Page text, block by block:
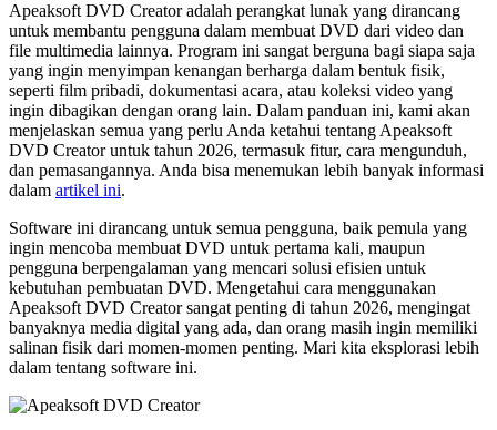
Apeaksoft DVD Creator adalah perangkat lunak yang dirancang
untuk membantu pengguna dalam membuat DVD dari video dan
file multimedia lainnya. Program ini sangat berguna bagi siapa saja
yang ingin menyimpan kenangan berharga dalam bentuk fisik,
seperti film pribadi, dokumentasi acara, atau koleksi video yang
ingin dibagikan dengan orang lain. Dalam panduan ini, kami akan
menjelaskan semua yang perlu Anda ketahui tentang Apeaksoft
DVD Creator untuk tahun 2026, termasuk fitur, cara mengunduh,
dan pemasangannya. Anda bisa menemukan lebih banyak informasi
dalam artikel ini.
Software ini dirancang untuk semua pengguna, baik pemula yang
ingin mencoba membuat DVD untuk pertama kali, maupun
pengguna berpengalaman yang mencari solusi efisien untuk
kebutuhan pembuatan DVD. Mengetahui cara menggunakan
Apeaksoft DVD Creator sangat penting di tahun 2026, mengingat
banyaknya media digital yang ada, dan orang masih ingin memiliki
salinan fisik dari momen-momen penting. Mari kita eksplorasi lebih
dalam tentang software ini.